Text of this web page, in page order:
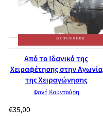
Από το Ιδανικό της
Χειραφέτησης στην Αγωνία
της Χειραγώγησης
Φανή Κουντούρη
€35,00